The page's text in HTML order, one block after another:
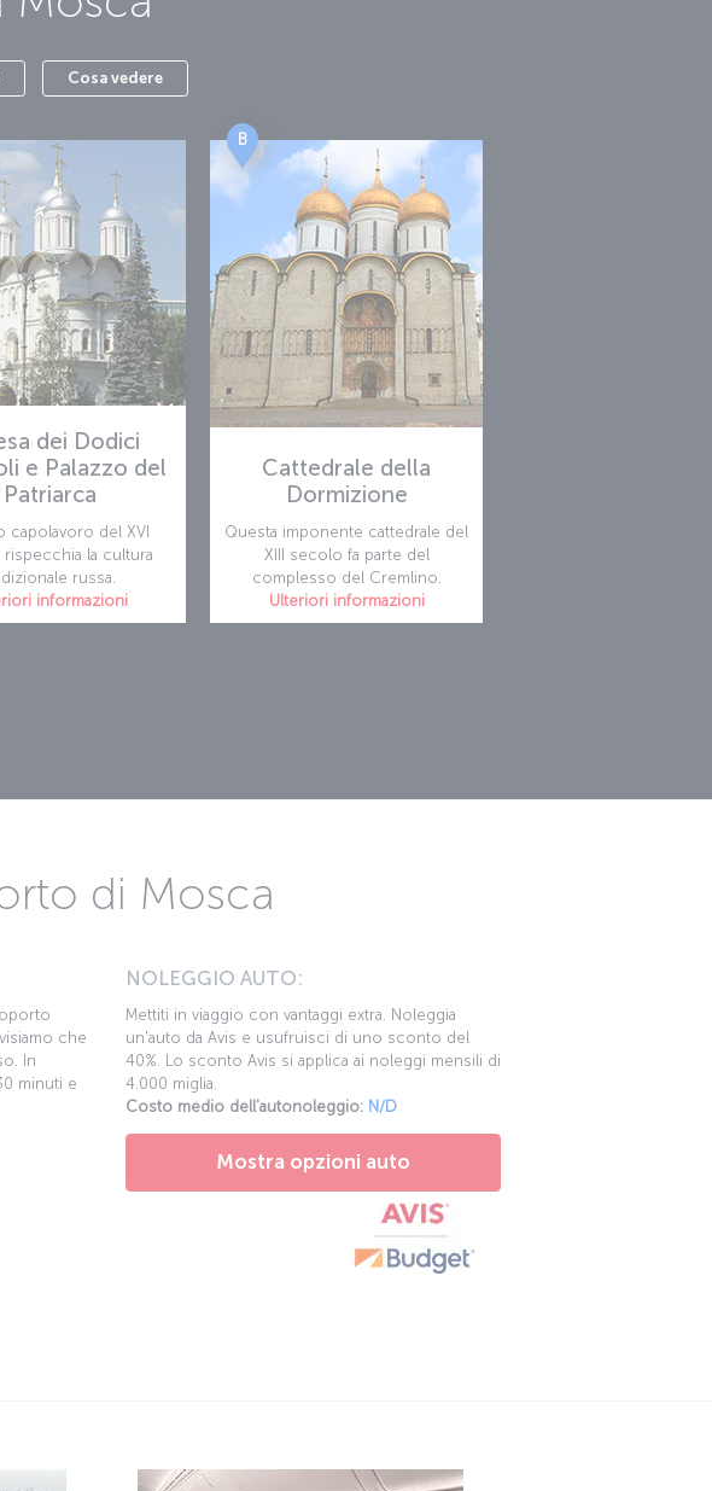
Cosa vedere
dei Dodici
e Palazzo del
Patriarca
capolavoro del XVI
la cultura
russa.
informazioni
B
Cattedrale della
Dormizione
Questa imponente cattedrale del
XIII secolo fa parte del
complesso del Cremlino.
Ulteriori informazioni
di Mosca
che
In
minuti e
NOLEGGIO AUTO:
Mettiti in viaggio con vantaggi extra. Noleggia
un'auto da Avis e usufruisci di uno sconto del
40%. Lo sconto Avis si applica ai noleggi mensili di
4.000 miglia.
Costo medio dell'autonoleggio: N/D
Mostra opzioni auto